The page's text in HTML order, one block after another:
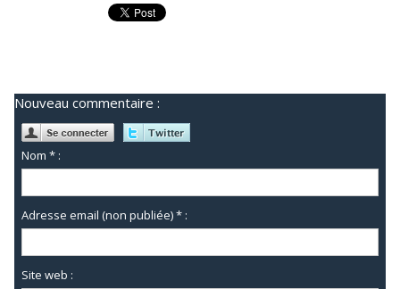
Nouveau commentaire :
Nom * :
Adresse email (non publiée) * :
Site web :